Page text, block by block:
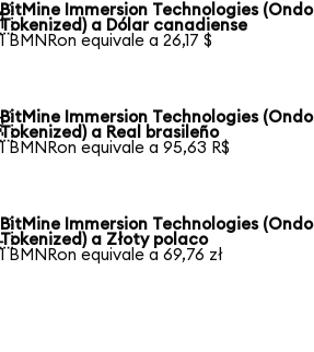
BitMine Immersion Technologies (Ondo
Tokenized) a Dólar canadiense
1 BMNRon equivale a 26,17 $
BitMine Immersion Technologies (Ondo
Tokenized) a Real brasileño
1 BMNRon equivale a 95,63 R$
BitMine Immersion Technologies (Ondo
Tokenized) a Złoty polaco
1 BMNRon equivale a 69,76 zł